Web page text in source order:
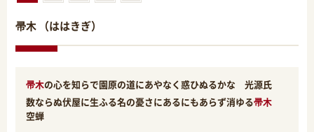
帚木 （ははきぎ）
帚木の心を知らで園原の道にあやなく惑ひぬるかな 光源氏
数ならぬ伏屋に生ふる名の憂さにあるにもあらず消ゆる帚木
空蝉